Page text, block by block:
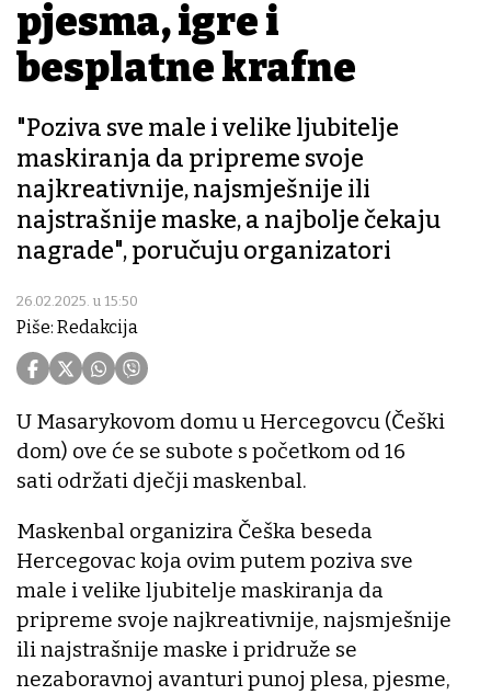
pjesma, igre i
besplatne krafne
"Poziva sve male i velike ljubitelje
maskiranja da pripreme svoje
najkreativnije, najsmješnije ili
najstrašnije maske, a najbolje čekaju
nagrade", poručuju organizatori
26.02.2025. u 15:50
Piše: Redakcija
U Masarykovom domu u Hercegovcu (Češki
dom) ove će se subote s početkom od 16
sati održati dječji maskenbal.
Maskenbal organizira Češka beseda
Hercegovac koja ovim putem poziva sve
male i velike ljubitelje maskiranja da
pripreme svoje najkreativnije, najsmješnije
ili najstrašnije maske i pridruže se
nezaboravnoj avanturi punoj plesa, pjesme,